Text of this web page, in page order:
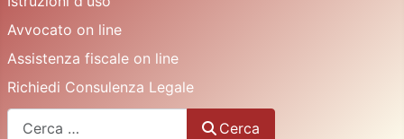
Avvocato on line
Assistenza fiscale on line
Richiedi Consulenza Legale
Cerca